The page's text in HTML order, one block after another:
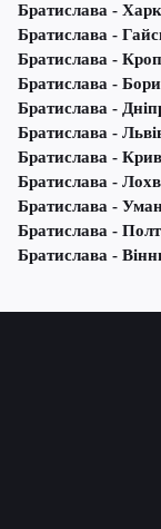
Братислава -
Братислава -
Братислава -
Братислава -
Братислава -
Братислава -
Братислава -
Братислава -
Братислава -
Братислава -
Братислава -